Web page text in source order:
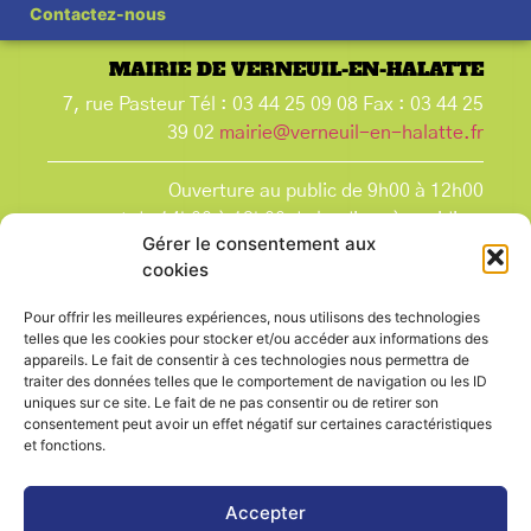
Gérer le consentement aux
cookies
Pour offrir les meilleures expériences, nous utilisons des technologies
telles que les cookies pour stocker et/ou accéder aux informations des
appareils. Le fait de consentir à ces technologies nous permettra de
traiter des données telles que le comportement de navigation ou les ID
uniques sur ce site. Le fait de ne pas consentir ou de retirer son
consentement peut avoir un effet négatif sur certaines caractéristiques
et fonctions.
Accepter
Contactez-nous
MAIRIE DE VERNEUIL-EN-HALATTE
7, rue Pasteur Tél : 03 44 25 09 08 Fax : 03 44 25
39 02 mairie@verneuil-en-halatte.fr
Ouverture au public de 9h00 à 12h00
et de 14h00 à 18h00 du lundi après-midi au
vendredi,
et le samedi de 9h00 à 12h00.
que les jours fériés.